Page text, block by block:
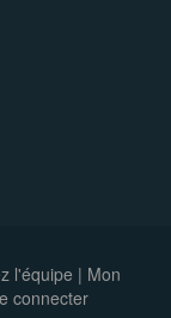
l'équipe | Mon
connecter